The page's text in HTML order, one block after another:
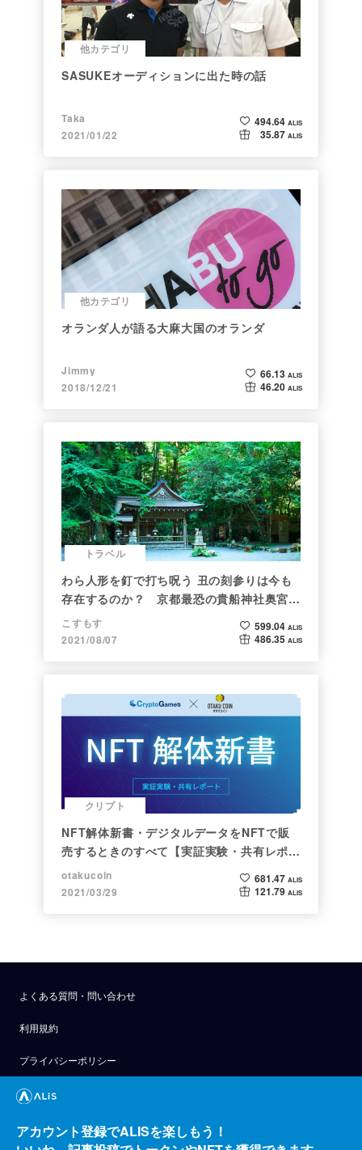
他カテゴリ
SASUKEオーディションに出た時の話
Taka
2021/01/22
494.64 ALIS
35.87 ALIS
他カテゴリ
オランダ人が語る大麻大国のオランダ
Jimmy
2018/12/21
66.13 ALIS
46.20 ALIS
トラベル
わら人形を釘で打ち呪う 丑の刻参りは今も
存在するのか？ 京都最恐の貴船神社奥宮を
調べた
こすもす
2021/08/07
599.04 ALIS
486.35 ALIS
クリプト
NFT解体新書・デジタルデータをNFTで販
売するときのすべて【実証実験・共有レポー
ト】
otakucoin
2021/03/29
681.47 ALIS
121.79 ALIS
よくある質問・問い合わせ
利用規約
プライバシーポリシー
公式アナウンス
技術ブログ
アカウント登録でALISを楽しもう！